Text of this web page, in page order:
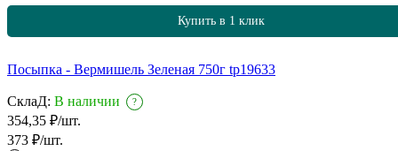
Купить в 1 клик
Посыпка - Вермишель Зеленая 750г tp19633
СклаД: В наличии ?
354,35 ₽/шт.
373 ₽/шт.